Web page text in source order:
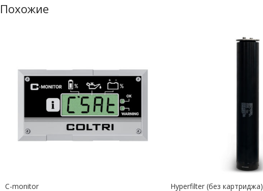
Похожие
C-monitor Hyperfilter (без картриджа)